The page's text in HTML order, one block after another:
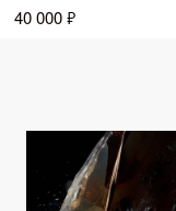
40 000 ₽